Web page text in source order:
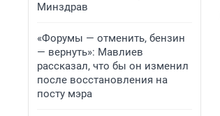
Минздрав
«Форумы — отменить, бензин
— вернуть»: Мавлиев
рассказал, что бы он изменил
после восстановления на
посту мэра